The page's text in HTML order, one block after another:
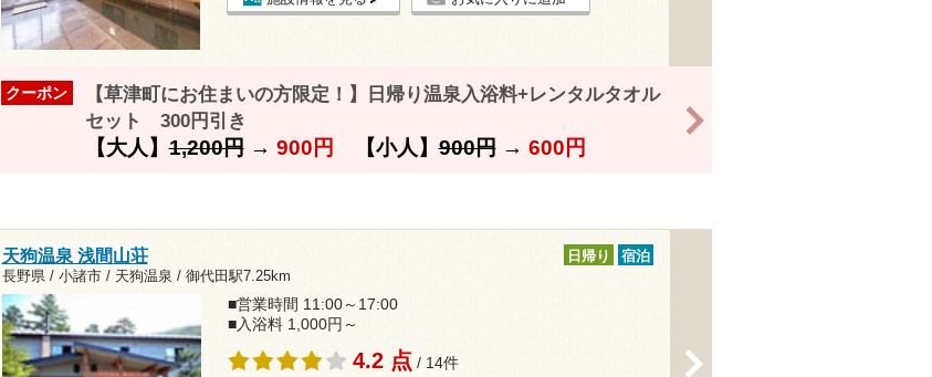
クーポン
【草津町にお住まいの方限定！】日帰り温泉入浴料+レンタルタオル
セット 300円引き
【大人】1,200円→ 900円 【小人】900円→ 600円
天狗温泉 浅間山荘
長野県 / 小諸市 / 天狗温泉 / 御代田駅7.25km
日帰り 宿泊
■営業時間 11:00～17:00
■入浴料 1,000円～
4.2 点 / 14件